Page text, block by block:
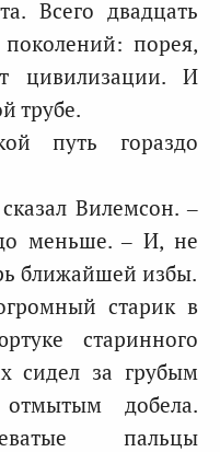
Всего двадцать
порея,
цивилизации. И
трубе.
путь гораздо
Вилемсон. –
меньше. – И, не
ближайшей избы.
старик в
старинного
сидел за грубым
добела.
пальцы